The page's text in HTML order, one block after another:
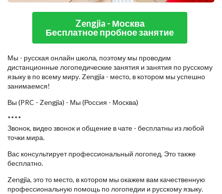
Zengjia - Москва
Бесплатное пробное занятие
Мы - русская онлайн школа, поэтому мы проводим
дистанционные логопедические занятия и занятия по русскому
языку в по всему миру. Zengjia - место, в котором мы успешно
занимаемся!
Вы (PRC - Zengjia) - Мы (Россия - Москва)
****
Звонок, видео звонок и общение в чате - бесплатны из любой
точки мира.
Вас консультирует профессиональный логопед. Это также
бесплатно.
Zengjia, это то место, в котором мы окажем вам качественную
профессиональную помощь по логопедии и русскому языку.